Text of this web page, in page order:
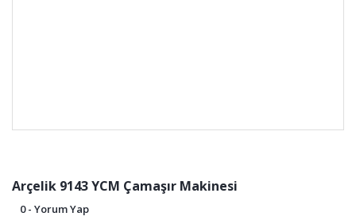
Arçelik 9143 YCM Çamaşır Makinesi
0 - Yorum Yap